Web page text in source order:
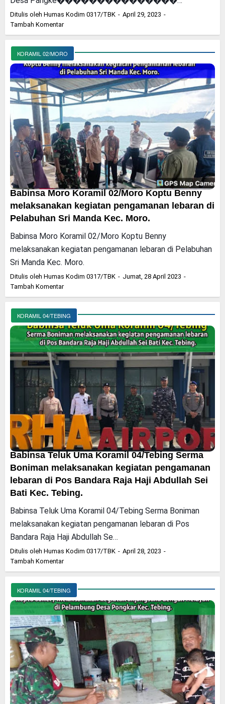
Ditulis oleh Humas Kodim 0317/TBK
April 29, 2023
Tambah Komentar
KORAMIL 02/MORO
Babinsa Moro Koramil 02/Moro Koptu Benny
melaksanakan kegiatan pengamanan lebaran di
Pelabuhan Sri Manda Kec. Moro.
Babinsa Moro Koramil 02/Moro Koptu Benny
melaksanakan kegiatan pengamanan lebaran di Pelabuhan
Sri Manda Kec. Moro.
Ditulis oleh Humas Kodim 0317/TBK
Jumat, 28 April 2023
Tambah Komentar
KORAMIL 04/TEBING
Babinsa Teluk Uma Koramil 04/Tebing Serma
Boniman melaksanakan kegiatan pengamanan
lebaran di Pos Bandara Raja Haji Abdullah Sei
Bati Kec. Tebing.
Babinsa Teluk Uma Koramil 04/Tebing Serma Boniman
melaksanakan kegiatan pengamanan lebaran di Pos
Bandara Raja Haji Abdullah Se…
Ditulis oleh Humas Kodim 0317/TBK
April 28, 2023
Tambah Komentar
KORAMIL 04/TEBING